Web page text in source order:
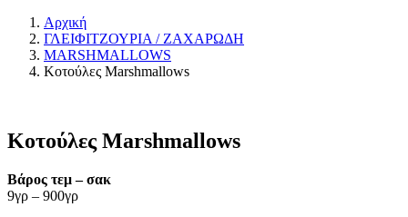
Αρχική
ΓΛΕΙΦΙΤΖΟΥΡΙΑ / ΖΑΧΑΡΩΔΗ
MARSHMALLOWS
Κοτούλες Marshmallows
Κοτούλες Marshmallows
Βάρος τεμ – σακ
9γρ – 900γρ